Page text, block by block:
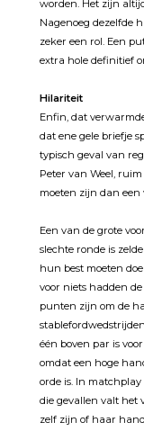
worden. Het zijn
Nagenoeg dezelfde
zeker een rol. Een
extra hole definitief
Hilariteit
Enfin, dat
dat ene gele briefje
typisch geval van
Peter van Weel,
moeten zijn dan een
Een van de grote
slechte ronde is
hun best moeten
voor niets hadden
punten zijn om de
één boven par is
omdat een hoge
orde is. In
die gevallen valt het
zelf zijn of haar